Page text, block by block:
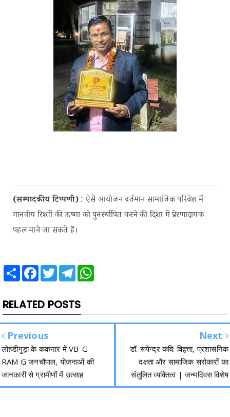
(सम्पादकीय टिप्पणी): ऐसे आयोजन वर्तमान सामाजिक परिवेश में
मानवीय रिश्तों की ऊष्मा को पुनर्स्थापित करने की दिशा में प्रेरणादायक
पहल माने जा सकते हैं।
Share Facebook
TwitterTelegram
RELATED POSTS
Previous
लोहंडीगुड़ा के ककनार में VB-G
RAM G जनचौपाल, योजनाओं की
जानकारी से ग्रामीणों में उत्साह
Next
डॉ. रूपेन्द्र कवि: विद्वत्ता, प्रशासनिक
दक्षता और सामाजिक सरोकारों का
संतुलित व्यक्तित्व | जन्मदिवस विशेष